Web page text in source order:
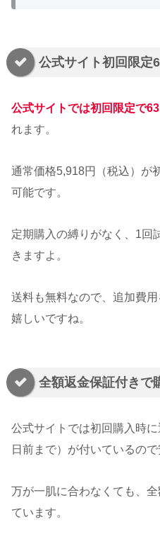
公式サイト初回限定
公式サイトでは初回限定で
れます。
通常価格5,918円（税込）が
可能です。
定期購入の縛りがなく、1回
きますよ。
送料も無料なので、追加費
嬉しいですね。
全額返金保証付きで
公式サイトでは初回購入時
日前まで）が付いているので
万が一肌に合わなくても、
ています。